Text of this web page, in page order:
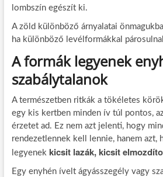
lombszín egészít ki.
A zöld különböző árnyalatai
ha különböző levélformákkal
A formák legyenek
szabálytalanok
A természetben ritkák a tökéletes
egy kis kertben minden ív túl pontos,
érzetet ad. Ez nem azt jelenti, hogy
rendezetlennek kell lennie, hanem azt,
legyenek kicsit lazák, kicsit
Egy enyhén ívelt ágyásszegély vagy